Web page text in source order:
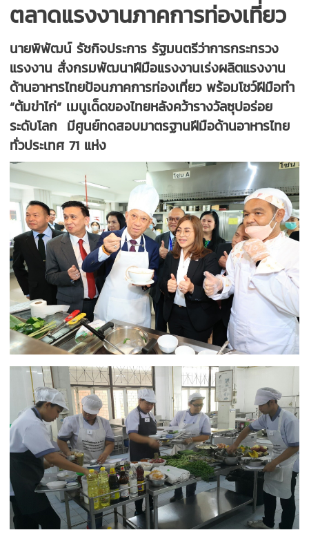
ตลาดแรงงานภาคการท่องเที่ยว
นายพิพัฒน์ รัชกิจประการ รัฐมนตรีว่าการกระทรวง
แรงงาน สั่งกรมพัฒนาฝีมือแรงงานเร่งผลิตแรงงาน
ด้านอาหารไทยป้อนภาคการท่องเที่ยว พร้อมโชว์ฝีมือทำ
“ต้มข่าไก่” เมนูเด็ดของไทยหลังคว้ารางวัลซุปอร่อย
ระดับโลก มีศูนย์ทดสอบมาตรฐานฝีมือด้านอาหารไทย
ทั่วประเทศ 71 แห่ง